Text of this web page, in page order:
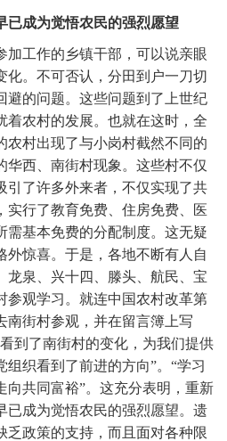
已成为觉悟农民的强烈愿望
工作的乡镇干部，可以说亲眼
化。不可否认，分田到户一刀切
避的问题。这些问题到了上世纪
着农村的发展。也就在这时，全
农村出现了与小岗村截然不同的
华西、南街村现象。这些村不仅
引了许多外来者，不仅实现了共
实行了教育免费、住房免费、医
需基本免费的分配制度。这无疑
外惊喜。于是，各地不断有人自
龙泉、兴十四、滕头、航民、宝
参观学习。就连中国农村改革第
南街村参观，并在留言簿上写
到了南街村的变化，为我们提供
织看到了前进的方向”。“学习
向共同富裕”。这充分表明，重新
已成为觉悟农民的强烈愿望。遗
乏政策的支持，而且面对各种限